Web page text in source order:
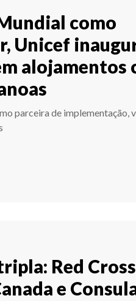
como
Unicef
alojamentos
parceira de implementação,
Red Cross
e